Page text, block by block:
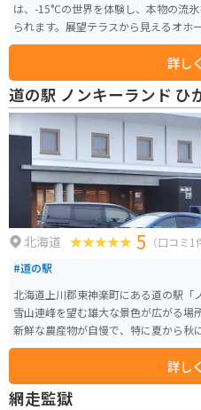
は、-15°Cの世界を体験し、本物の流
られます。展望テラスから見えるオホ
で、天気の良い日がオススメです。
詳し
道の駅 ノンキーランド ひ
北海道 5 （口コミ1
#道の駅
北海道上川郡東神楽町にある道の駅「
雪山連峰を望む雄大な景色が広がる場所に位置し
新鮮な農産物が自慢で、特に夏から秋
ャ、アスパラガスなど旬の野菜が販売
農業研修センター」で作られた「花夢
されており、お土産にぴったりです。 施設内には、地元食材を使った料理が
楽しめるレストランや、軽食コーナー
詳し
網走監獄